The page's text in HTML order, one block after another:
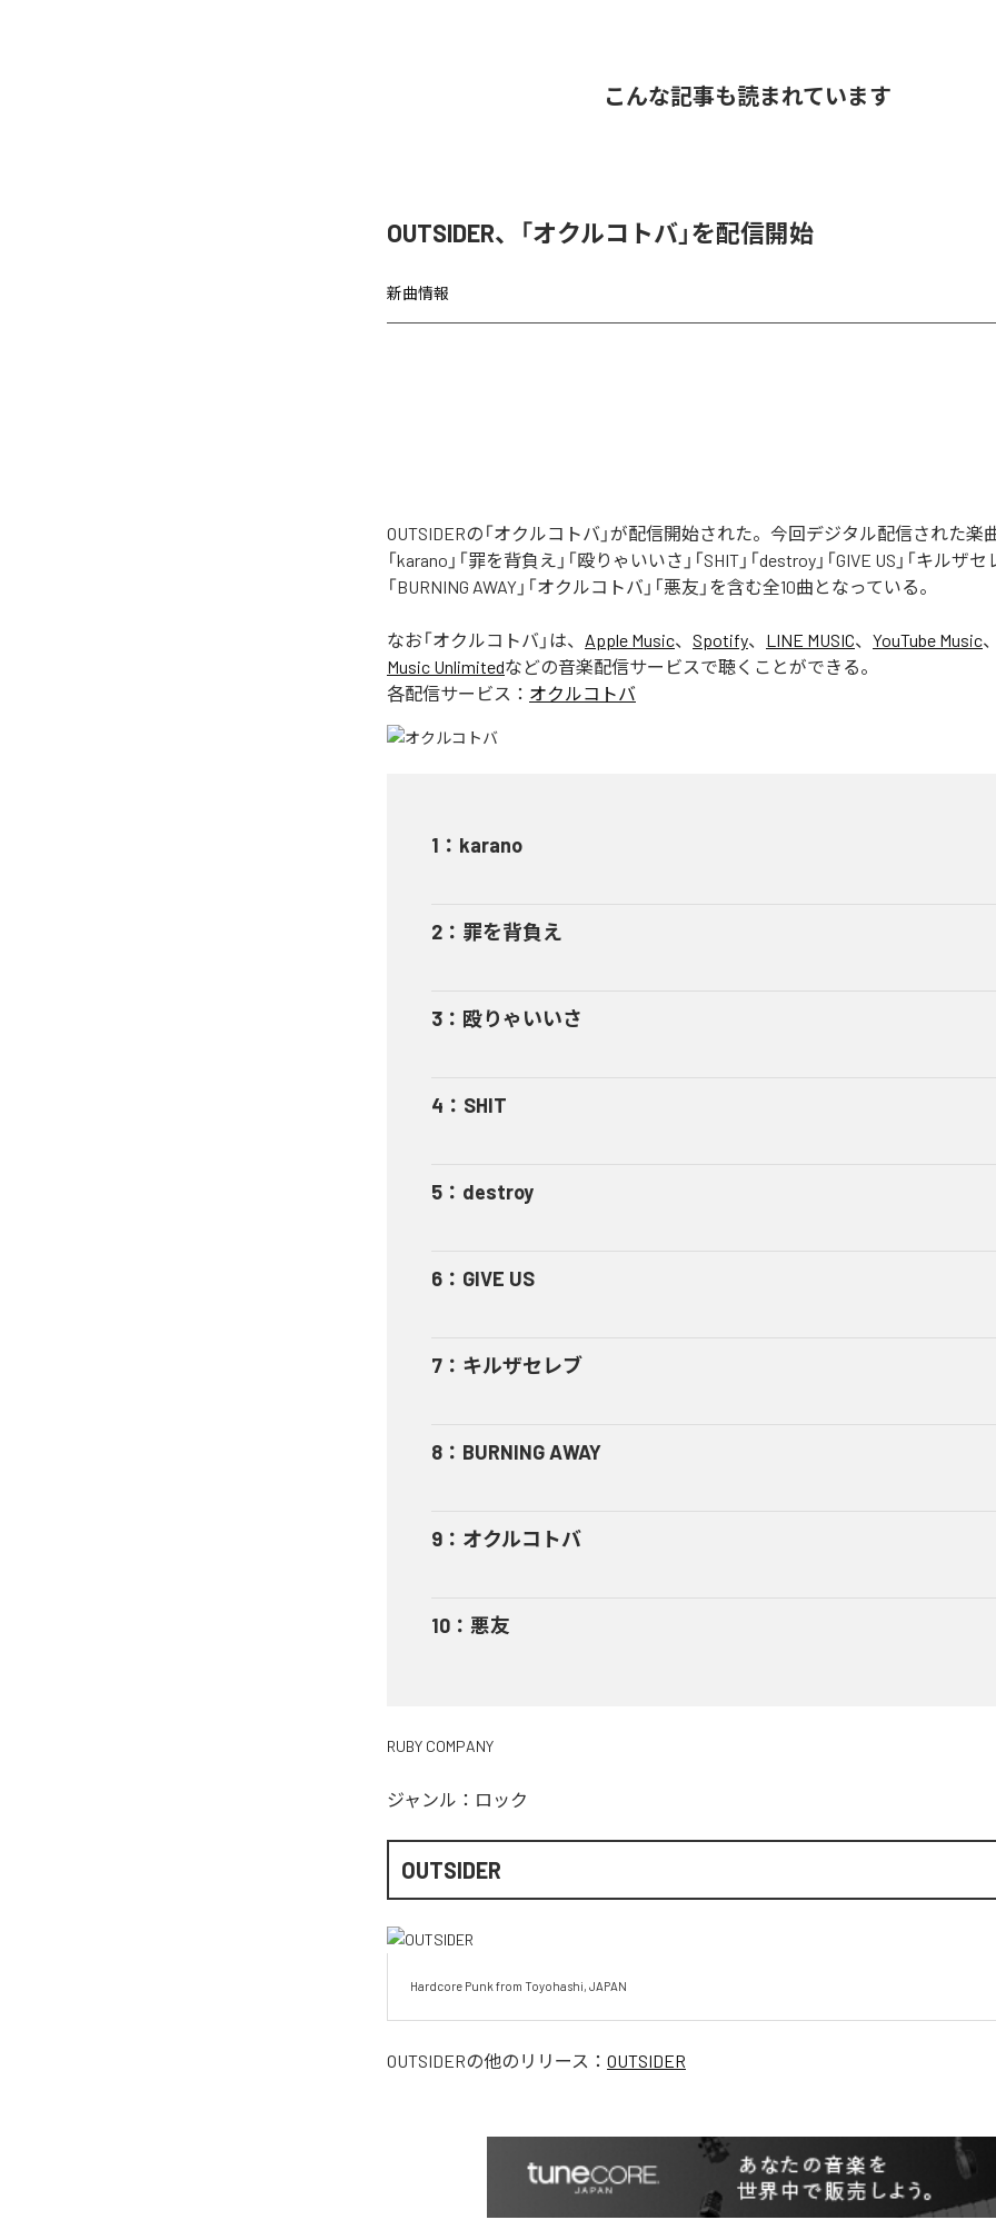
こんな記事も読まれています
OUTSIDER、「オクルコトバ」を配信開始
新曲情報
OUTSIDERの「オクルコトバ」が配信開始された。今回デジタル配信された楽
「karano」「罪を背負え」「殴りゃいいさ」「SHIT」「destroy」「GIVE US」「キルザセ
「BURNING AWAY」「オクルコトバ」「悪友」を含む全10曲となっている。
なお「オクルコトバ 」は、 Apple Music、 Spotify、 LINE MUSIC、 YouTube Music、
Music Unlimitedなどの音楽配信サービスで聴くことができる。
各配信サービス： オクルコトバ
1 ： karano
2 ： 罪を背負え
3 ： 殴りゃいいさ
4 ： SHIT
5 ： destroy
6 ： GIVE US
7 ： キルザセレブ
8 ： BURNING AWAY
9 ： オクルコトバ
10 ： 悪友
RUBY COMPANY
ジャンル： ロック
OUTSIDER
Hardcore Punk from Toyohashi, JAPAN
OUTSIDERの他のリリース： OUTSIDER